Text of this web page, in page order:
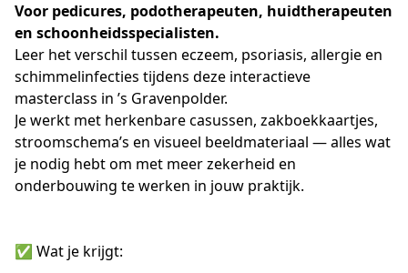
Voor pedicures, podotherapeuten, huidtherapeuten
en schoonheidsspecialisten.
Leer het verschil tussen eczeem, psoriasis, allergie en
schimmelinfecties tijdens deze interactieve
masterclass in ’s Gravenpolder.
Je werkt met herkenbare casussen, zakboekkaartjes,
stroomschema’s en visueel beeldmateriaal — alles wat
je nodig hebt om met meer zekerheid en
onderbouwing te werken in jouw praktijk.
✅ Wat je krijgt: